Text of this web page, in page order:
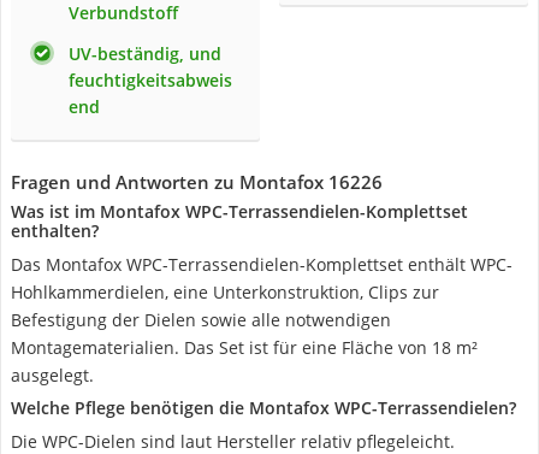
Verbundstoff
UV-beständig, und
feuchtigkeitsabweis
end
Fragen und Antworten zu Montafox 16226
Was ist im Montafox WPC-Terrassendielen-Komplettset
enthalten?
Das Montafox WPC-Terrassendielen-Komplettset enthält WPC-
Hohlkammerdielen, eine Unterkonstruktion, Clips zur
Befestigung der Dielen sowie alle notwendigen
Montagematerialien. Das Set ist für eine Fläche von 18 m²
ausgelegt.
Welche Pflege benötigen die Montafox WPC-Terrassendielen?
Die WPC-Dielen sind laut Hersteller relativ pflegeleicht.